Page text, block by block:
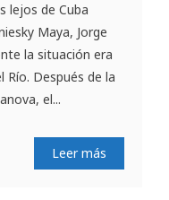
lejos de Cuba
Maya, Jorge
la situación era
Río. Después de la
el...
Leer más